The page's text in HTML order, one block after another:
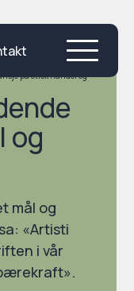
og
mål og
«Artisti
i vår